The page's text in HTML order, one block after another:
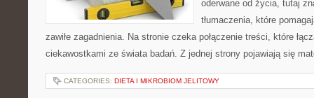
oderwane od życia, tutaj
tłumaczenia, które
zawiłe zagadnienia. Na stronie czeka połączenie treści, które
ciekawostkami ze świata badań. Z jednej strony pojawiają się
CATEGORIES: DIETA I MIKROBIOM JELITOWY